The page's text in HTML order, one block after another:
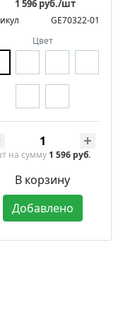
1 596 руб./шт
GE70322-01
Цвет
на сумму 1 596 руб.
В корзину
Добавлено